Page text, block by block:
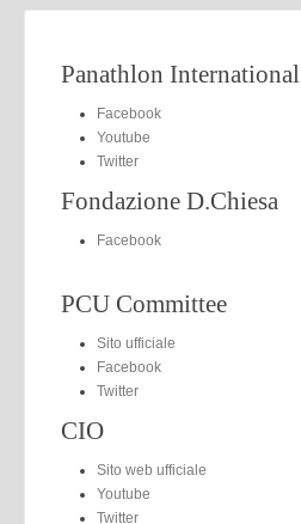
Panathlon International
Facebook
Youtube
Twitter
Fondazione D.Chiesa
Facebook
PCU Committee
Sito ufficiale
Facebook
Twitter
CIO
Sito web ufficiale
Youtube
Twitter